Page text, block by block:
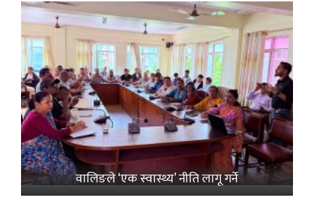
वालिङले ‘एक स्वास्थ्य’ नीति लागू गर्ने